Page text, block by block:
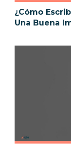
¿Cómo
Una Buena